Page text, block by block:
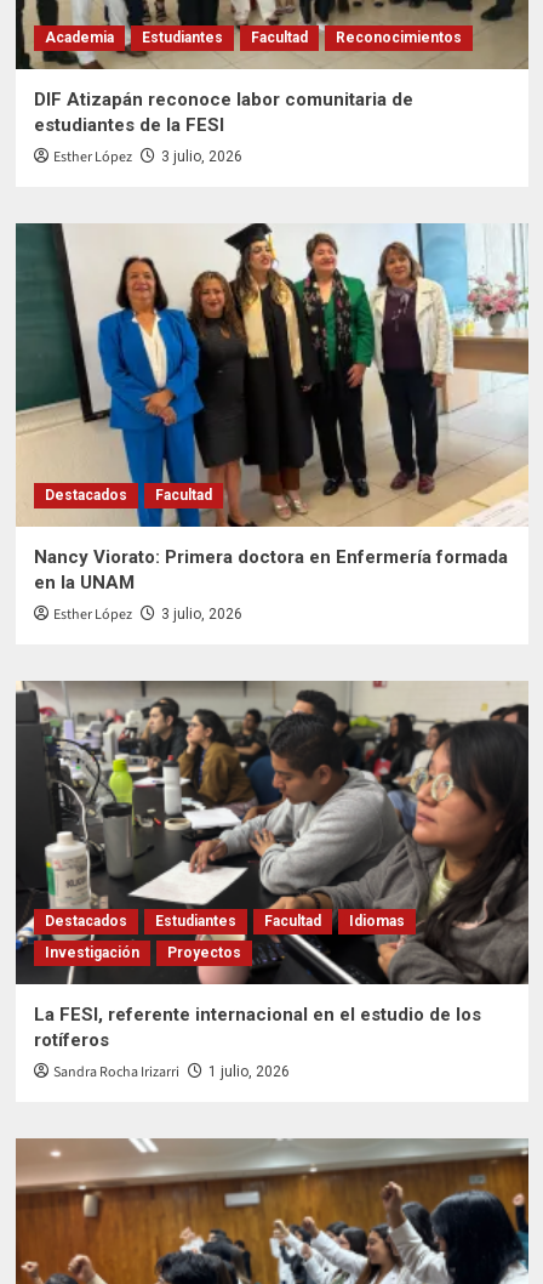
Academia Estudiantes Facultad Reconocimientos
DIF Atizapán reconoce labor comunitaria de
estudiantes de la FESI
Esther López 3 julio, 2026
Destacados Facultad
Nancy Viorato: Primera doctora en Enfermería formada
en la UNAM
Esther López 3 julio, 2026
Destacados Estudiantes Facultad
Idiomas
Investigación
Proyectos
La FESI, referente internacional en el estudio de los
rotíferos
Sandra Rocha Irizarri 1 julio, 2026